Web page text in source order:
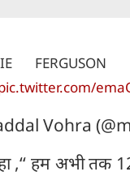
Vohra
,‘‘ हम अभी